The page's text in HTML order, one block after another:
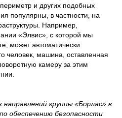
и других подобных
популярны, в частности, на
Например,
«Элвис», с которой мы
может автоматически
человек, машина, оставленная
камеру за этим
группы «Борлас» в
обеспечению безопасности